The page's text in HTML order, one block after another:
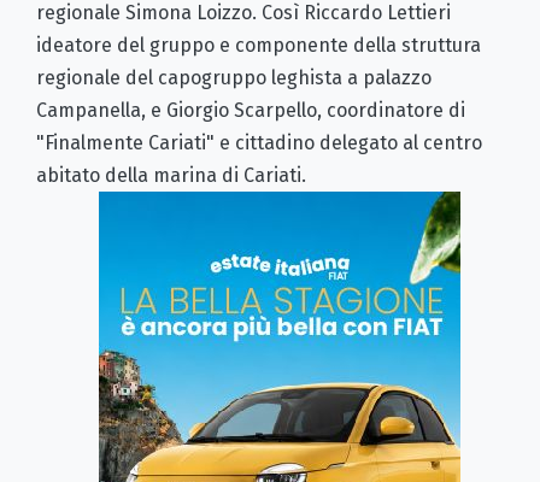
regionale Simona Loizzo. Così Riccardo Lettieri
ideatore del gruppo e componente della struttura
regionale del capogruppo leghista a palazzo
Campanella, e Giorgio Scarpello, coordinatore di
"Finalmente Cariati" e cittadino delegato al centro
abitato della marina di Cariati.